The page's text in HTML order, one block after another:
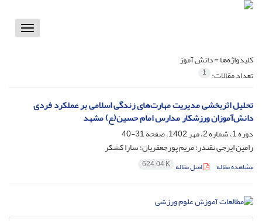
Toggle
کلیدواژه‌ها =دانش آموز
تعداد مقالات: 1
تحلیل اثربخشی مدیریت مهارت‌های زندگی اسلامی بر عملکرد فردی
دانش‌آموزان ورزشکار مدارس امام حسین(ع) مشهد
دوره 1، شماره 2، مهر 1402، صفحه
31-40
رامین ایرجی نقندر؛ مریم پورجعفریان؛ سارا کشکر
مشاهده مقاله اصل مقاله 624.04 K